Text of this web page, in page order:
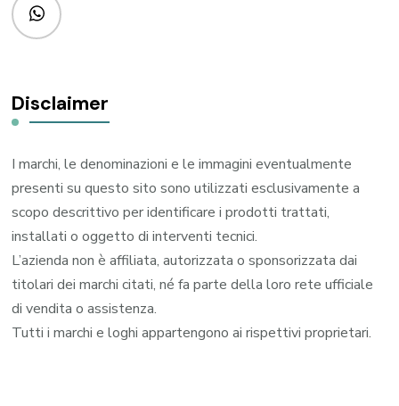
Disclaimer
I marchi, le denominazioni e le immagini eventualmente
presenti su questo sito sono utilizzati esclusivamente a
scopo descrittivo per identificare i prodotti trattati,
installati o oggetto di interventi tecnici.
L’azienda non è affiliata, autorizzata o sponsorizzata dai
titolari dei marchi citati, né fa parte della loro rete ufficiale
di vendita o assistenza.
Tutti i marchi e loghi appartengono ai rispettivi proprietari.